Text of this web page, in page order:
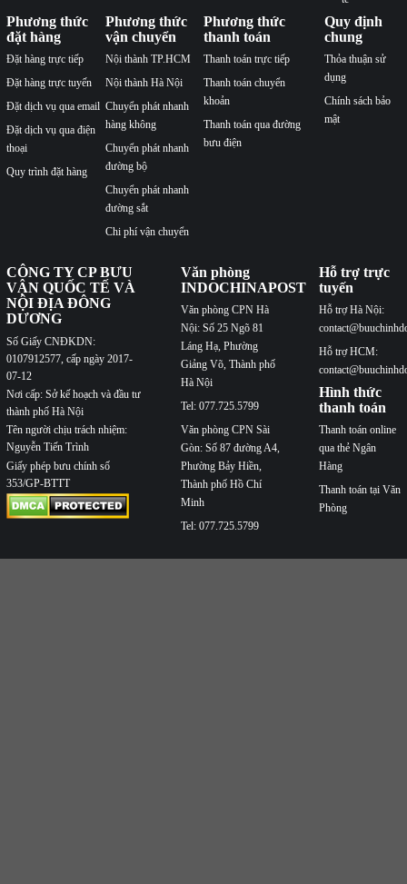
Phương thức
đặt hàng
Đặt hàng trực tiếp
Đặt hàng trực tuyến
Đặt dịch vụ qua email
Đặt dịch vụ qua điện
thoại
Quy trình đặt hàng
Phương thức
vận chuyển
Nội thành TP.HCM
Nội thành Hà Nội
Chuyển phát nhanh
hàng không
Chuyển phát nhanh
đường bộ
Chuyển phát nhanh
đường sắt
Chi phí vận chuyển
Phương thức
thanh toán
Thanh toán trực tiếp
Thanh toán chuyển
khoản
Thanh toán qua đường
bưu điện
Quy định
chung
Thỏa thuận sử
dụng
Chính sách bảo
mật
CÔNG TY CP BƯU
VẬN QUỐC TẾ VÀ
NỘI ĐỊA ĐÔNG
DƯƠNG
Số Giấy CNĐKDN:
0107912577, cấp ngày 2017-
07-12
Nơi cấp: Sở kế hoạch và đầu tư
thành phố Hà Nội
Tên người chịu trách nhiệm:
Nguyễn Tiến Trình
Giấy phép bưu chính số
353/GP-BTTT
Văn phòng
INDOCHINAPOST
Văn phòng CPN Hà
Nội: Số 25 Ngõ 81
Láng Hạ, Phường
Giảng Võ, Thành phố
Hà Nội
Tel: 077.725.5799
Văn phòng CPN Sài
Gòn: Số 87 đường A4,
Phường Bảy Hiền,
Thành phố Hồ Chí
Minh
Tel: 077.725.5799
Hỗ trợ trực
tuyến
Hỗ trợ Hà Nội:
Hỗ trợ HCM:
Hình thức
thanh toán
Thanh toán online
qua thẻ Ngân
Hàng
Thanh toán tại Văn
Phòng